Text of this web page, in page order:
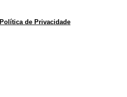
Política de Privacidade